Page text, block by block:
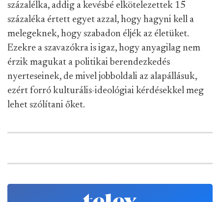
százalélka, addig a kevésbé elkötelezettek 15
százaléka értett egyet azzal, hogy hagyni kell a
melegeknek, hogy szabadon éljék az életüket.
Ezekre a szavazókra is igaz, hogy anyagilag nem
érzik magukat a politikai berendezkedés
nyerteseinek, de mivel jobboldali az alapállásuk,
ezért forró kulturális-ideológiai kérdésekkel meg
lehet szólítani őket.